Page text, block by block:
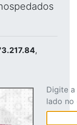
,
Digite
lado no